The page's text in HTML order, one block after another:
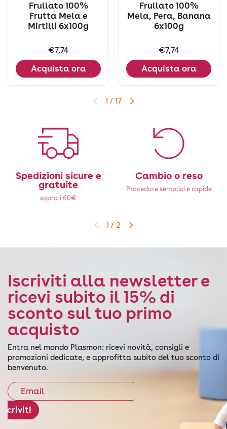
Frullato 100%
Frutta Mela e
Mirtilli 6x100g
Prezzo:
€7,74
Acquista ora
Frullato 100%
Mela, Pera, Banana
6x100g
Prezzo:
€7,74
Acquista ora
Diapositiva precedente
Diapositiva successiva
1 / 17
Spedizioni sicure e
gratuite
sopra i 60€
Cambio o reso
Procedure semplici e rapide
Diapositiva precedente
Diapositiva successiva
1 / 2
Iscriviti alla newsletter e
ricevi subito il 15% di
sconto sul tuo primo
acquisto
Entra nel mondo Plasmon: ricevi novità, consigli e
promozioni dedicate, e approfitta subito del tuo sconto di
benvenuto.
Iscriviti